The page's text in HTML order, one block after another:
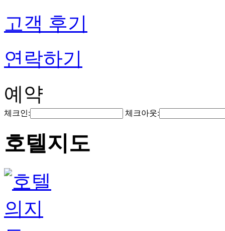
고객 후기
연락하기
예약
체크인: 체크아웃:
호텔지도